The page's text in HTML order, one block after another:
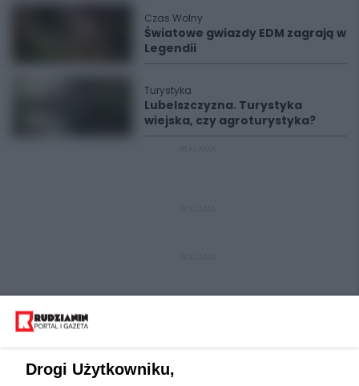
Czas Wolny
Światowe gwiazdy EDM zagrają w
Legendii
Turystyka
Lubelszczyzna. Turystyka
wiejska, czy agroturystyka?
Drogi Użytkowniku,